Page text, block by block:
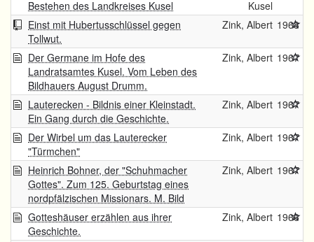
Bestehen des Landkreises Kusel
Kusel
Einst mit Hubertusschlüssel gegen
Tollwut.
Zink, Albert 1968
Der Germane im Hofe des
Landratsamtes Kusel. Vom Leben des
Bildhauers August Drumm.
Zink, Albert 1967
Lauterecken - Bildnis einer Kleinstadt.
Ein Gang durch die Geschichte.
Zink, Albert 1967
Der Wirbel um das Lauterecker
"Türmchen"
Zink, Albert 1967
Heinrich Bohner, der "Schuhmacher
Gottes". Zum 125. Geburtstag eines
nordpfälzischen Missionars. M. Bild
Zink, Albert 1967
Gotteshäuser erzählen aus ihrer
Geschichte.
Zink, Albert 1966